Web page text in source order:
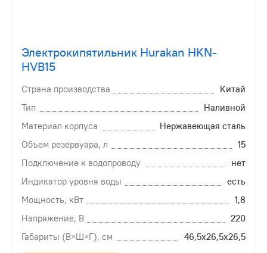
Электрокипятильник Hurakan HKN-
HVB15
Страна производства
Китай
Тип
Наливной
Материал корпуса
Нержавеющая сталь
Объем резервуара, л
15
Подключение к водопроводу
нет
Индикатор уровня воды
есть
Мощность, кВт
1,8
Напряжение, В
220
Габариты (В×Ш×Г), см
46,5х26,5х26,5